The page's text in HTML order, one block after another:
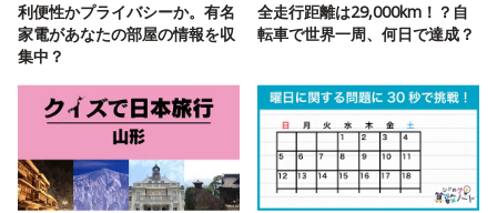
利便性かプライバシーか。有名
家電があなたの部屋の情報を収
集中？
全走行距離は29,000km！？自
転車で世界一周、何日で達成？